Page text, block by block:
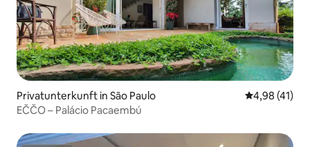
Privatunterkunft in São Paulo
4,98 (41)
EČČO – Palácio Pacaembú